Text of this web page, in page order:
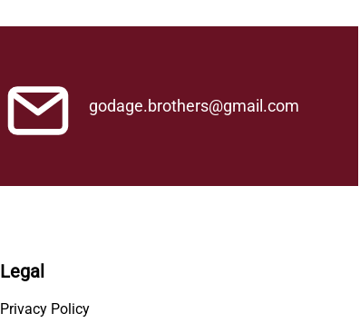
godage.brothers@gmail.com
Legal
Privacy Policy